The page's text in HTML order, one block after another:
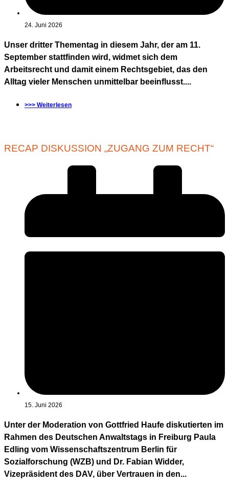
24. Juni 2026
Unser dritter Thementag in diesem Jahr, der am 11.
September stattfinden wird, widmet sich dem
Arbeitsrecht und damit einem Rechtsgebiet, das den
Alltag vieler Menschen unmittelbar beeinflusst....
>>> Weiterlesen
RECAP DISKUSSION „ZUGANG ZUM RECHT“
15. Juni 2026
Unter der Moderation von Gottfried Haufe diskutierten im
Rahmen des Deutschen Anwaltstags in Freiburg Paula
Edling vom Wissenschaftszentrum Berlin für
Sozialforschung (WZB) und Dr. Fabian Widder,
Vizepräsident des DAV, über Vertrauen in den...